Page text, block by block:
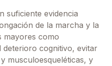
suficiente evidencia
de la marcha y la
mayores como
cognitivo, evitar
musculoesqueléticas, y